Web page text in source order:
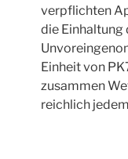
verpflichten
die Einhaltung
Einheit von
zusammen
reichlich